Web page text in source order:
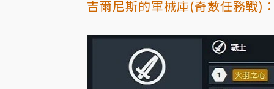
吉爾尼斯的軍械庫(奇數任務戰)